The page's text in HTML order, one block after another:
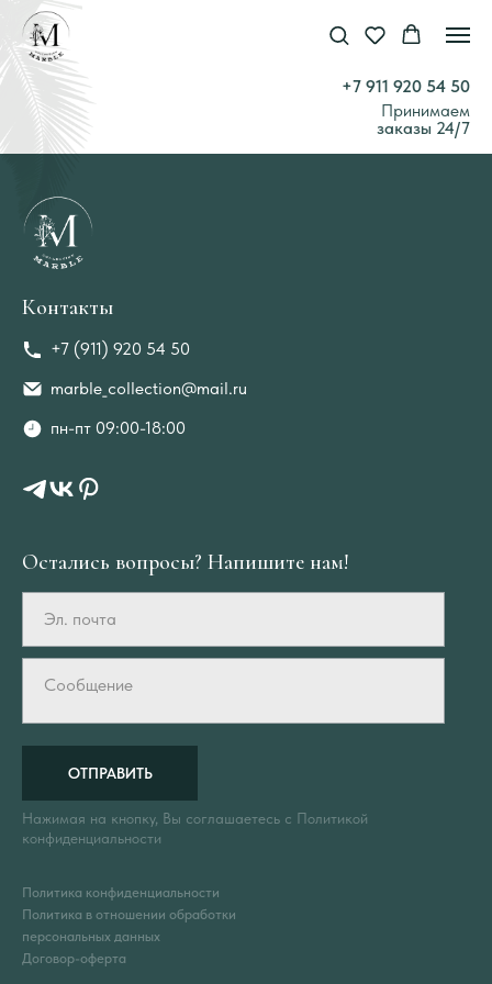
+7 911 920 54 50
Принимаем
заказы 24/7
Контакты
Остались вопросы? Напишите нам!
marble_collection@mail.ru
Эл. почта
Сообщение
ОТПРАВИТЬ
Нажимая на кнопку, Вы соглашаетесь с Политикой
конфиденциальности
+7 (911) 920 54 50
Политика конфиденциальности
Политика в отношении обработки
персональных данных
Договор-оферта
пн-пт 09:00-18:00